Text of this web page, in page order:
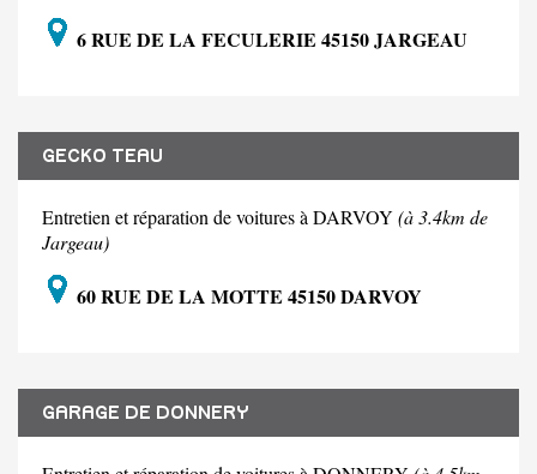
6 RUE DE LA FECULERIE 45150 JARGEAU
GECKO TEAU
Entretien et réparation de voitures à DARVOY (à 3.4km de
Jargeau)
60 RUE DE LA MOTTE 45150 DARVOY
GARAGE DE DONNERY